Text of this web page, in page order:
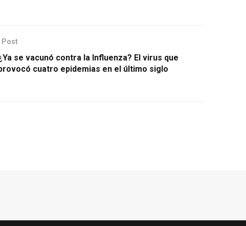
Post
se vacunó contra la Influenza? El virus que
cuatro epidemias en el último siglo